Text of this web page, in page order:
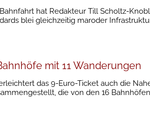
hat Redakteur Till Scholtz-
blei gleichzeitig maroder
mit 11 Wanderungen
das 9-Euro-Ticket auch die
die von den 16